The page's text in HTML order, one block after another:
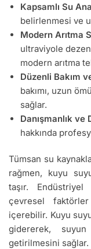
Kapsamlı Su
belirlenmesi ve
Modern Arıtma
ultraviyole
modern arıtma
Düzenli Bakım
bakımı, uzun
sağlar.
Danışmanlık ve
hakkında
Tümsan su
rağmen, kuyu
taşır.
çevresel
içerebilir. Kuyu
gidererek,
getirilmesini sağlar.